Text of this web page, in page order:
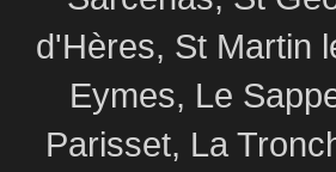
d'Hères, St Martin
Eymes, Le
Parisset, La